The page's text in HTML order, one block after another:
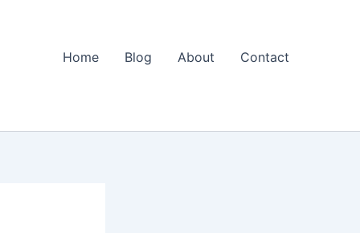
Home Blog About Contact